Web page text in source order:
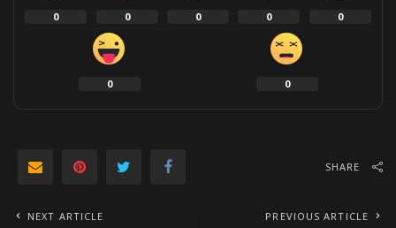
0
0
0
0
0
0
0
SHARE
PREVIOUS ARTICLE
NEXT ARTICLE